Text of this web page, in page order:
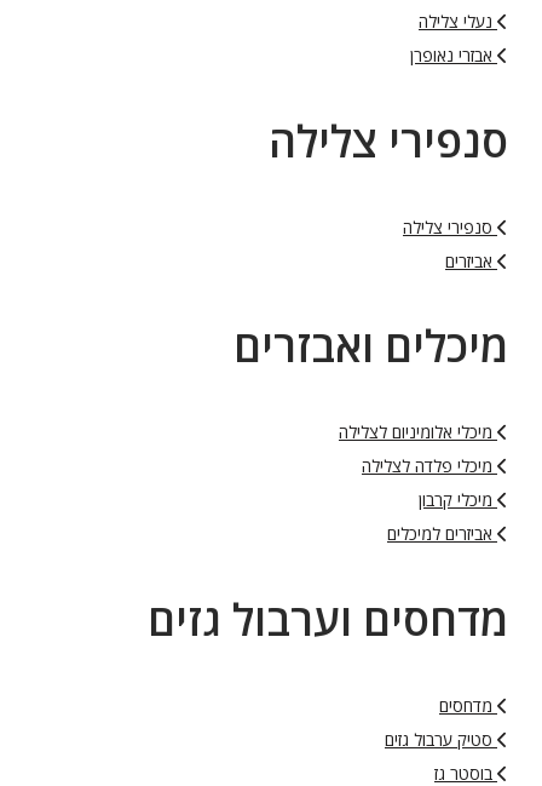
נעלי צלילה
אבזרי נאופרן
סנפירי צלילה
סנפירי צלילה
אביזרים
מיכלים ואבזרים
מיכלי אלומיניום לצלילה
מיכלי פלדה לצלילה
מיכלי קרבון
אביזרים למיכלים
מדחסים וערבול גזים
מדחסים
סטיק ערבול גזים
בוסטר גז